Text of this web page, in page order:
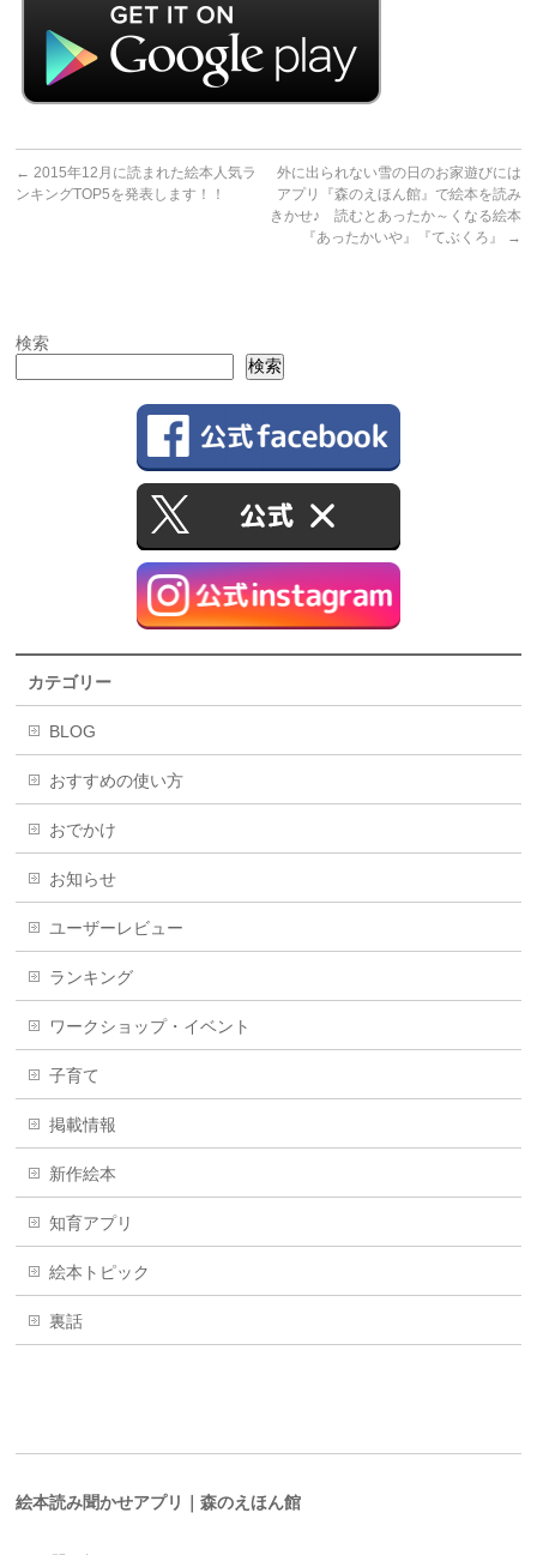
← 2015年12月に読まれた絵本人気ラ
ンキングTOP5を発表します！！
外に出られない雪の日のお家遊びには
アプリ『森のえほん館』で絵本を読み
きかせ♪ 読むとあったか～くなる絵本
『あったかいや』『てぶくろ』
→
検索
検索
カテゴリー
BLOG
おすすめの使い方
おでかけ
お知らせ
ユーザーレビュー
ランキング
ワークショップ・イベント
子育て
掲載情報
新作絵本
知育アプリ
絵本トピック
裏話
絵本読み聞かせアプリ｜森のえほん館